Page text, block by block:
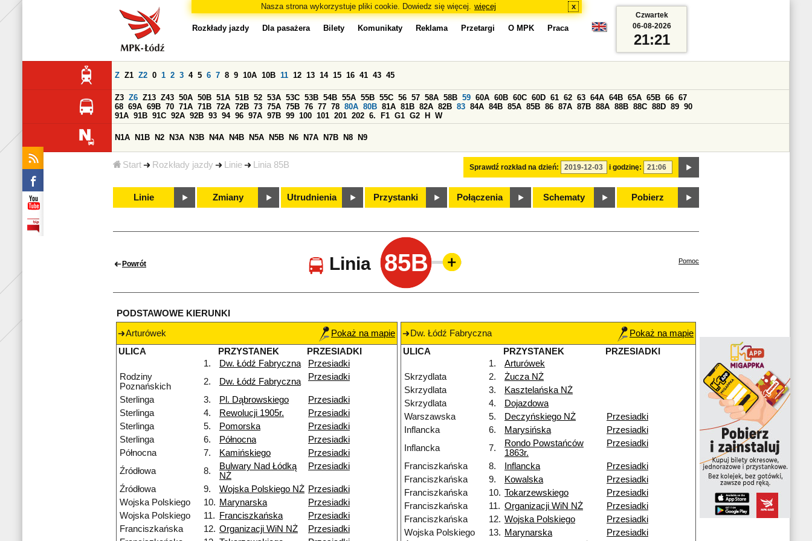
Nasza strona wykorzystuje pliki cookie. Dowiedz się więcej. więcej x
Start Rozkłady jazdy Linie Linia 85B
Rozkłady jazdy Dla pasażera Bilety Komunikaty Reklama Przetargi O MPK Praca
Sprawdź rozkład na dzień: i godzinę:
Z Z1 Z2 0 1 2 3 4 5 6 7 8 9 10A 10B 11 12 13 14 15 16 41 43 45
Z3 Z6 Z13 Z43 50A 50B 51A 51B 52 53A 53C 53B 54B 55A 55B 55C 56 57 58A 58B 59 60A 60B 60C 60D 61 62 63 64A 64B 65A 65B 66 67
68 69A 69B 70 71A 71B 72A 72B 73 75A 75B 76 77 78 80A 80B 81A 81B 82A 82B 83 84A 84B 85A 85B 86 87A 87B 88A 88B 88C 88D 89 90
91A 91B 91C 92A 92B 93 94 96 97A 97B 99 100 101 201 202 6. F1 G1 G2 H W
N1A N1B N2 N3A N3B N4A N4B N5A N5B N6 N7A N7B N8 N9
Linie Zmiany Utrudnienia Przystanki Połączenia Schematy Pobierz
Czwartek
06-08-2026
21:21
Powrót Linia 85B Pomoc
PODSTAWOWE KIERUNKI
Arturówek
Pokaż na mapie
ULICA
PRZYSTANEK
PRZESIADKI
1.
Dw. Łódź Fabryczna
Przesiadki
Rodziny
Poznańskich
2. Dw. Łódź Fabryczna Przesiadki
Sterlinga 3. Pl. Dąbrowskiego
Przesiadki
Sterlinga
4. Rewolucji 1905r.
Przesiadki
Sterlinga
5. Pomorska
Przesiadki
Sterlinga
6. Północna
Przesiadki
Północna
7. Kamińskiego
Przesiadki
Źródłowa
8.
Bulwary Nad Łódką
NŻ
Przesiadki
Źródłowa 9. Wojska Polskiego NŻ Przesiadki
Wojska Polskiego
10. Marynarska
Przesiadki
Wojska Polskiego
11. Franciszkańska
Przesiadki
Franciszkańska
12. Organizacji WiN NŻ
Przesiadki
Dw. Łódź Fabryczna
Pokaż na mapie
ULICA
PRZYSTANEK
PRZESIADKI
1.
Arturówek
Skrzydlata
2.
Żucza NŻ
Skrzydlata
3.
Kasztelańska NŻ
Skrzydlata
4.
Dojazdowa
Warszawska
5. Deczyńskiego NŻ
Przesiadki
Inflancka
6. Marysińska
Przesiadki
Inflancka
7.
Rondo Powstańców
1863r.
Przesiadki
Franciszkańska 8. Inflancka
Przesiadki
Franciszkańska
9. Kowalska
Przesiadki
Franciszkańska
10. Tokarzewskiego
Przesiadki
Franciszkańska
11. Organizacji WiN NŻ
Przesiadki
Franciszkańska
12. Wojska Polskiego
Przesiadki
Wojska Polskiego
13. Marynarska Przesiadki